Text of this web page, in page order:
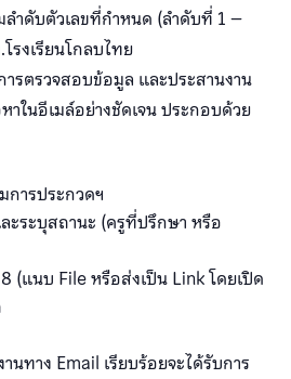
ำดับตัวเลขที่กำหนด (ลำดับที่ 1 –
รงเรียนโกลบไทย
รตรวจสอบข้อมูล และประสานงาน
าในอีเมล์อย่างชัดเจน ประกอบด้วย
การประกวดฯ
ะระบุสถานะ (ครูที่ปรึกษา หรือ
(แนบ File หรือส่งเป็น Link โดยเปิด
นทาง Email เรียบร้อยจะได้รับการ